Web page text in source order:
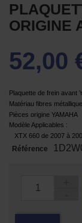
ORIGINE
52,00
Plaquette de frein avant
Matériau fibres
Pièces origine YAMAHA
Modèle Applicables :
XTX 660 de 2007 à
Référence